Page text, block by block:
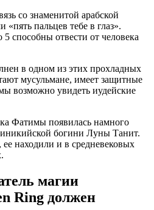
со знаменитой арабской
«пять пальцев тебе в глаз».
5 способны отвести от человека
в одном из этих прохладных
мусульмане, имеет защитные
возможно увидеть иудейские
Фатимы появилась намного
богини Луны Танит.
находили и в средневековых
магии
Ring должен